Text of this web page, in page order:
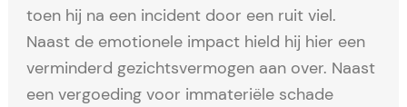
toen hij na een incident door een ruit viel.
Naast de emotionele impact hield hij hier een
verminderd gezichtsvermogen aan over. Naast
een vergoeding voor immateriële schade